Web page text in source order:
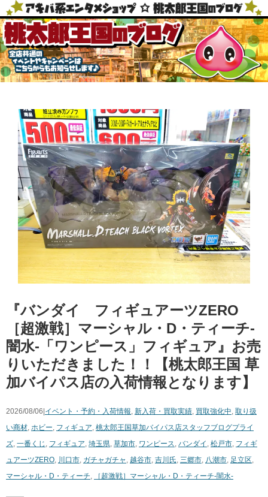
『バンダイ フィギュアーツZERO
［超激戦］マーシャル・D・ティーチ-
闇水-「ワンピース」フィギュア』お売
りいただきました！！【桃太郎王国 草
加バイパス店の入荷情報となります】
2026/08/06| イベント・予約・入荷情報, 新入荷・買取実績, 買取強化中, 取り扱
い商材, ホビー, フィギュア, 桃太郎王国草加バイパス店スタッフブログプライ
ズ, 一番くじ , フィギュア, 埼玉県, 草加市, ワンピース, バンダイ , 松戸市, フィギ
ュアーツZERO, 川口市, ガチャガチャ , 越谷市, 吉川氏, 三郷市, 八潮市, 足立区,
マーシャル・D・ティーチ, ［超激戦］マーシャル・D・ティーチ-闇水-